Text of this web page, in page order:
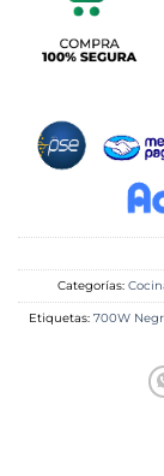
Categorías:
Etiquetas: 700W